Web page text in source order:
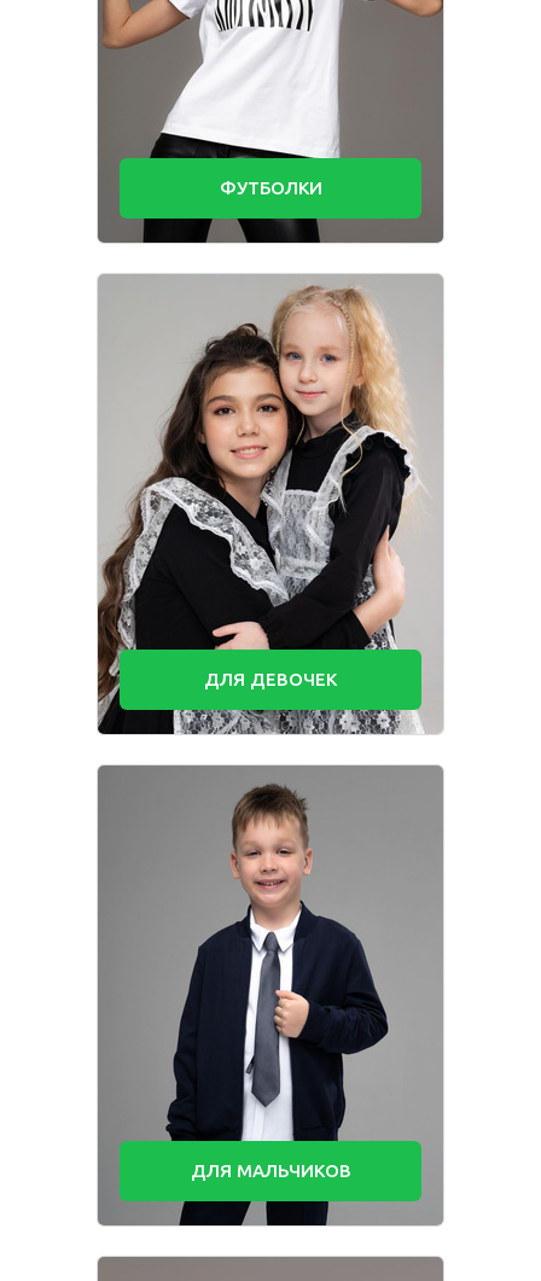
ФУТБОЛКИ
ДЛЯ ДЕВОЧЕК
ДЛЯ МАЛЬЧИКОВ